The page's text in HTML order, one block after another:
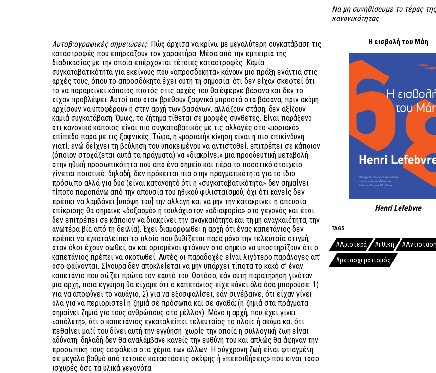
Αυτοβιογραφικές σημειώσεις. Πώς άρχισα να κρίνω με μεγαλύτερη συγκατάβαση τις
καταστροφές που επηρεάζουν τον χαρακτήρα. Μέσα από την εμπειρία της
διαδικασίας με την οποία επέρχονται τέτοιες καταστροφές. Καμία
συγκαταβατικότητα για εκείνους που «απροσδόκητα» κάνουν μια πράξη ενάντια στις
αρχές τους, όπου το απροσδόκητα έχει αυτή τη σημασία: ότι δεν είχαν σκεφτεί ότι
το να παραμείνει κάποιος πιστός στις αρχές του θα έφερνε βάσανα και δεν το
είχαν προβλέψει. Αυτοί που όταν βρεθούν ξαφνικά μπροστά στα βάσανα, πριν ακόμη
αρχίσουν να υποφέρουν ή στην αρχή των βασάνων, αλλάζουν στάση, δεν αξίζουν
καμιά συγκατάβαση. Όμως, το ζήτημα τίθεται σε μορφές σύνθετες. Είναι παράξενο
ότι κανονικά κάποιος είναι πιο συγκαταβατικός με τις αλλαγές στο «μοριακό»
επίπεδο παρά με τις ξαφνικές. Τώρα, η «μοριακή» κίνηση είναι η πιο επικίνδυνη
γιατί, ενώ δείχνει τη βούληση του υποκειμένου να αντισταθεί, επιτρέπει σε κάποιον
(όποιον στοχάζεται αυτά τα πράγματα) να «διακρίνει» μια προοδευτική μεταβολή
στην ηθική προσωπικότητα που από ένα σημείο και πέρα το ποσοτικό στοιχείο
γίνεται ποιοτικό: δηλαδή, δεν πρόκειται πια στην πραγματικότητα για το ίδιο
πρόσωπο αλλά για δύο (είναι κατανοητό ότι η «συγκαταβατικότητα» δεν σημαίνει
τίποτα παραπάνω από την απουσία του ηθικού φιλισταϊσμού, όχι ότι κανείς δεν
πρέπει να λαμβάνει [υπόψη του] την αλλαγή και να μην την κατακρίνει· η απουσία
επίκρισης θα σήμαινε «δοξασμό» ή τουλάχιστον «αδιαφορία» στο γεγονός και έτσι
δεν επιτρέπει σε κάποιον να διακρίνει την αναγκαιότητα και τη μη αναγκαιότητα, την
ανωτέρα βία από τη δειλία). Έχει διαμορφωθεί η αρχή ότι ένας καπετάνιος δεν
πρέπει να εγκαταλείπει το πλοίο που βυθίζεται παρά μόνο την τελευταία στιγμή,
όταν όλοι έχουν σωθεί, αν και ορισμένοι φτάνουν στο σημείο να υποστηρίζουν ότι ο
καπετάνιος πρέπει να σκοτωθεί. Αυτές οι παραδοχές είναι λιγότερο παράλογες απ’
όσο φαίνονται. Σίγουρα δεν αποκλείεται να μην υπάρχει τίποτα το κακό σ’ έναν
καπετάνιο που σώζει πρώτα τον εαυτό του. Ωστόσο, εάν αυτή παρατήρηση γινόταν
μια αρχή, ποια εγγύηση θα είχαμε ότι ο καπετάνιος είχε κάνει όλα όσα μπορούσε: 1)
για να αποφύγει το ναυάγιο, 2) για να εξασφαλίσει, εάν συνέβαινε, ότι είχαν γίνει
όλα για να περιοριστεί η ζημιά σε πρόσωπα και σε αγαθά; (η ζημιά στα πράγματα
σημαίνει ζημιά για τους ανθρώπους στο μέλλον). Μόνο η αρχή, που έχει γίνει
«απόλυτη», ότι ο καπετάνιος εγκαταλείπει τελευταίος το πλοίο ή ακόμα και ότι
πεθαίνει μαζί του δίνει αυτή την εγγύηση, χωρίς την οποία η συλλογική ζωή είναι
αδύνατη· δηλαδή δεν θα αναλάμβανε κανείς την ευθύνη του και απλώς θα άφηναν την
προσωπική τους ασφάλεια στα χέρια των άλλων. Η σύγχρονη ζωή είναι φτιαγμένη
σε μεγάλο βαθμό από τέτοιες καταστάσεις σκέψης ή «πεποιθήσεις» που είναι τόσο
ισχυρές όσο τα υλικά γεγονότα.
Να μη συνηθίσουμε το τέρας της
κανονικότητας
Η εισβολή του Μάη
Henri Lefebvre
TAGS
#Αριστερά #ηθική
#Αντίσταση
#μετασχηματισμός